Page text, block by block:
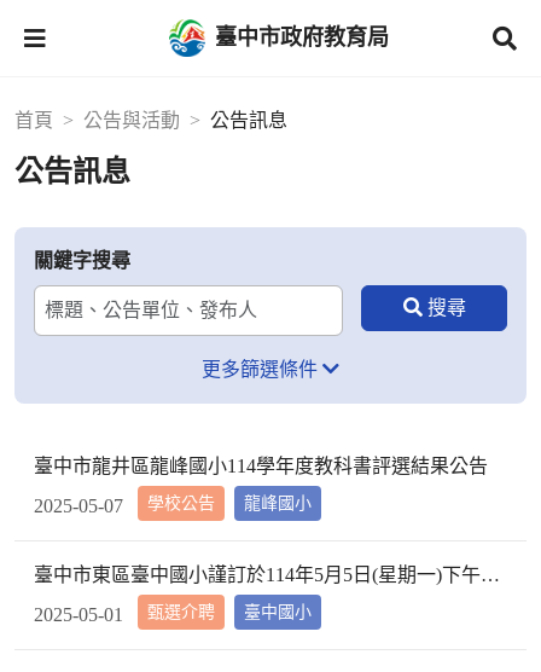
臺中市政府教育局
首頁 公告與活動 公告訊息
公告訊息
關鍵字搜尋
更多篩選條件
學校公告
臺中市龍井區龍峰國小114學年度教科書評選結果公告
龍峰國小
2025-05-07
甄選介聘
臺中市東區臺中國小謹訂於114年5月5日(星期一)下午2時10分於本校校長室，召開教評會審查114學年度市內介聘調入本校教師資格
臺中國小
2025-05-01